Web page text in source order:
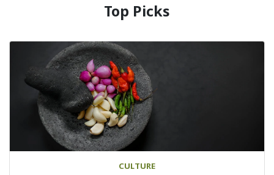
Top Picks
CULTURE